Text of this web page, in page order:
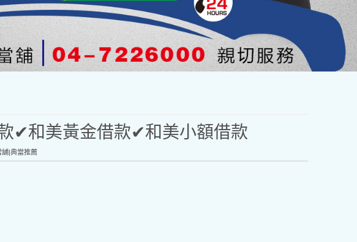
✔和美黃金借款✔和美小額借款
舖|典當推薦